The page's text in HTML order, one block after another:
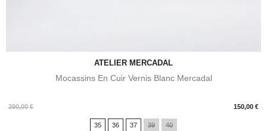
ATELIER MERCADAL
Mocassins En Cuir Vernis Blanc Mercadal
290,00 € 150,00 €
Prix
35 36 37 39 40